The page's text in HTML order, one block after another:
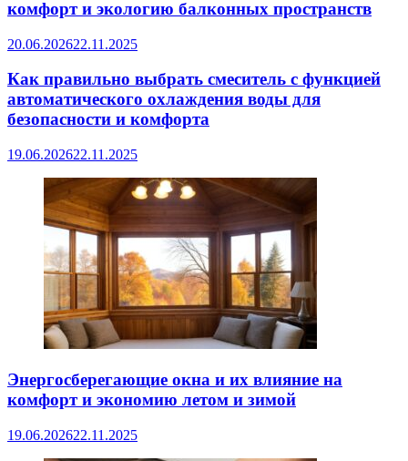
комфорт и экологию балконных пространств
20.06.202622.11.2025
Как правильно выбрать смеситель с функцией
автоматического охлаждения воды для
безопасности и комфорта
19.06.202622.11.2025
Энергосберегающие окна и их влияние на
комфорт и экономию летом и зимой
19.06.202622.11.2025